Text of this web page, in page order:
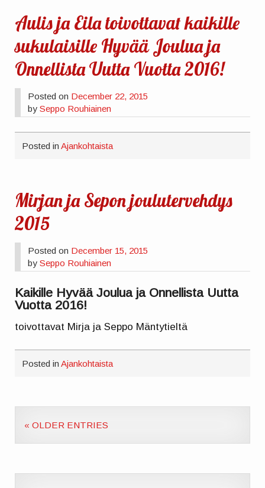
Aulis ja Eila toivottavat kaikille
sukulaisille Hyvää Joulua ja
Onnellista Uutta Vuotta 2016!
Posted on December 22, 2015
bySeppo Rouhiainen
Posted inAjankohtaista
Mirjan ja Sepon joulutervehdys
2015
Posted on December 15, 2015
bySeppo Rouhiainen
Kaikille Hyvää Joulua ja Onnellista Uutta
Vuotta 2016!
toivottavat Mirja ja Seppo Mäntytieltä
Posted inAjankohtaista
« OLDER ENTRIES